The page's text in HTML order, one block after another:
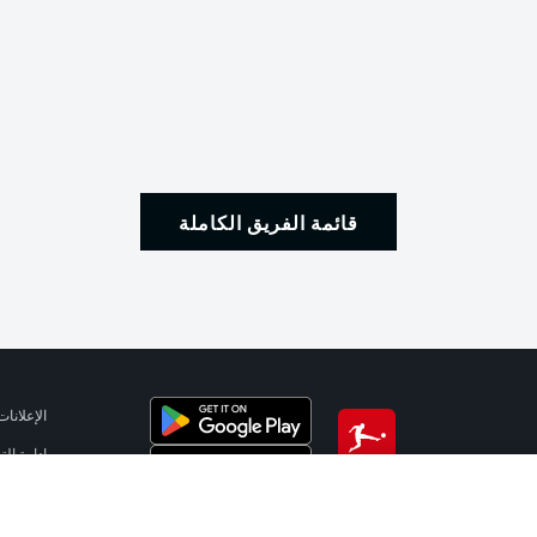
قائمة الفريق الكاملة
إدارة